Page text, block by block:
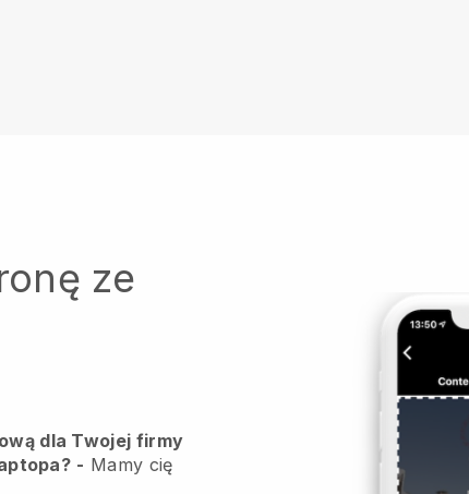
ze
dla Twojej firmy
- Mamy cię